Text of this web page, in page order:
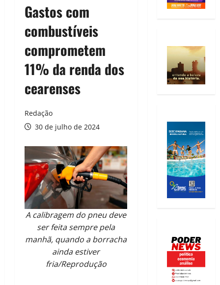
Gastos com
combustíveis
comprometem
11% da renda dos
cearenses
Redação
30 de julho de 2024
A calibragem do pneu deve
ser feita sempre pela
manhã, quando a borracha
ainda estiver
fria/Reprodução